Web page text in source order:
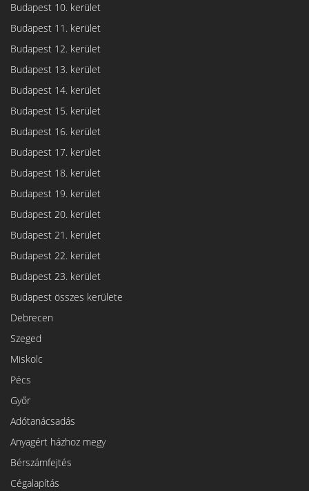
Budapest 10. kerület
Budapest 11. kerület
Budapest 12. kerület
Budapest 13. kerület
Budapest 14. kerület
Budapest 15. kerület
Budapest 16. kerület
Budapest 17. kerület
Budapest 18. kerület
Budapest 19. kerület
Budapest 20. kerület
Budapest 21. kerület
Budapest 22. kerület
Budapest 23. kerület
Budapest összes kerülete
Debrecen
Szeged
Miskolc
Pécs
Győr
Adótanácsadás
Anyagért házhoz megy
Bérszámfejtés
Cégalapítás